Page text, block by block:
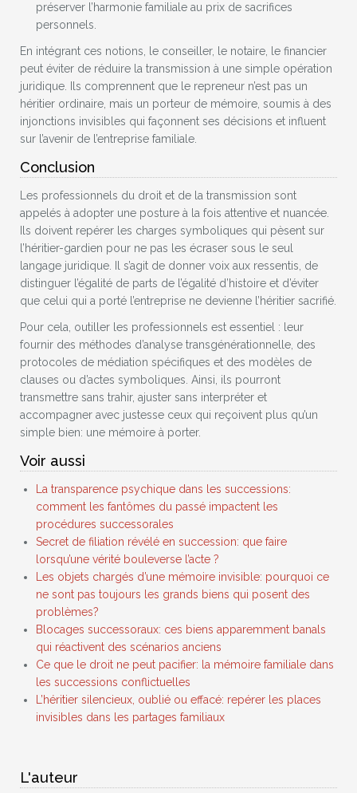
préserver l’harmonie familiale au prix de sacrifices
personnels.
En intégrant ces notions, le conseiller, le notaire, le financier
peut éviter de réduire la transmission à une simple opération
juridique. Ils comprennent que le repreneur n’est pas un
héritier ordinaire, mais un porteur de mémoire, soumis à des
injonctions invisibles qui façonnent ses décisions et influent
sur l’avenir de l’entreprise familiale.
Conclusion
Les professionnels du droit et de la transmission sont
appelés à adopter une posture à la fois attentive et nuancée.
Ils doivent repérer les charges symboliques qui pèsent sur
l’héritier-gardien pour ne pas les écraser sous le seul
langage juridique. Il s’agit de donner voix aux ressentis, de
distinguer l’égalité de parts de l’égalité d’histoire et d’éviter
que celui qui a porté l’entreprise ne devienne l’héritier sacrifié.
Pour cela, outiller les professionnels est essentiel : leur
fournir des méthodes d’analyse transgénérationnelle, des
protocoles de médiation spécifiques et des modèles de
clauses ou d’actes symboliques. Ainsi, ils pourront
transmettre sans trahir, ajuster sans interpréter et
accompagner avec justesse ceux qui reçoivent plus qu’un
simple bien: une mémoire à porter.
Voir aussi
La transparence psychique dans les successions:
comment les fantômes du passé impactent les
procédures successorales
Secret de filiation révélé en succession: que faire
lorsqu’une vérité bouleverse l’acte ?
Les objets chargés d’une mémoire invisible: pourquoi ce
ne sont pas toujours les grands biens qui posent des
problèmes?
Blocages successoraux: ces biens apparemment banals
qui réactivent des scénarios anciens
Ce que le droit ne peut pacifier: la mémoire familiale dans
les successions conflictuelles
L’héritier silencieux, oublié ou effacé: repérer les places
invisibles dans les partages familiaux
L'auteur